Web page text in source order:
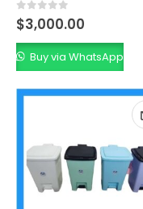
0 out of 5
$3,000.00
Buy via WhatsApp